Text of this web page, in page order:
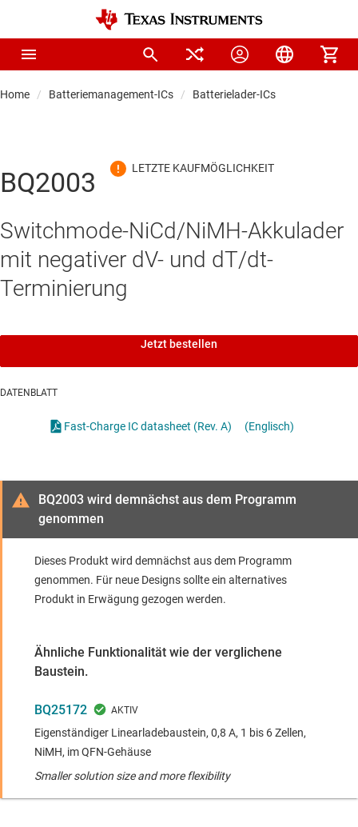
Home Batteriemanagement-ICs Batterielader-ICs
BQ2003
Switchmode-NiCd/NiMH-Akkulader
mit negativer dV- und dT/dt-
Terminierung
Jetzt bestellen
DATENBLATT
Fast-Charge IC datasheet (Rev. A) (Englisch)
BQ2003 wird demnächst aus dem Programm
genommen
Dieses Produkt wird demnächst aus dem Programm
genommen. Für neue Designs sollte ein alternatives
Produkt in Erwägung gezogen werden.
Ähnliche Funktionalität wie der verglichene
Baustein.
BQ25172
Eigenständiger Linearladebaustein, 0,8 A, 1 bis 6 Zellen,
NiMH, im QFN-Gehäuse
Smaller solution size and more flexibility